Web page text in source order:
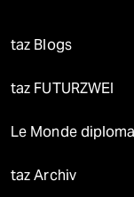
taz Blogs
taz FUTURZWEI
Le Monde
taz Archiv